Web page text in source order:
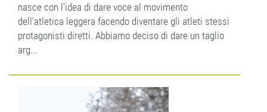
nasce con l’idea di dare voce al movimento
dell’atletica leggera facendo diventare gli atleti stessi
protagonisti diretti. Abbiamo deciso di dare un taglio
arg...